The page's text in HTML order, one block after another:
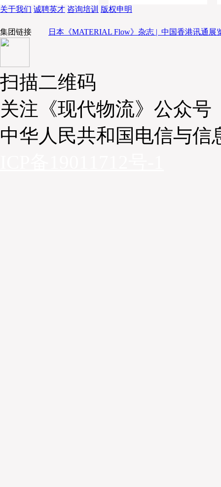
分配于30个出口。首先，环形扫描仪扫描商品的JAN代码，接着，货架
（见照片4～7）。
关于我们 诚聘英才 咨询培训 版权申明
集团链接 日本《MATERIAL Flow》杂志 | 中国香港讯通展
扫描二维码
关注《现代物流》公众号
中华人民共和国电信与